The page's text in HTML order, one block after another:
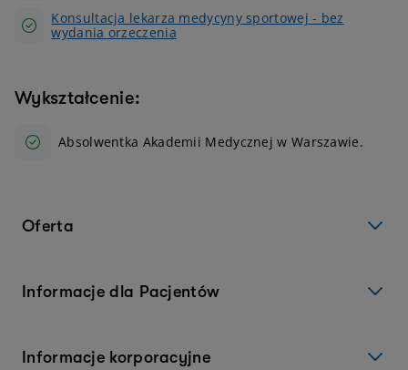
Konsultacja lekarza medycyny sportowej - bez
wydania orzeczenia
Wykształcenie:
Absolwentka Akademii Medycznej w Warszawie.
Oferta
Informacje dla Pacjentów
Informacje korporacyjne